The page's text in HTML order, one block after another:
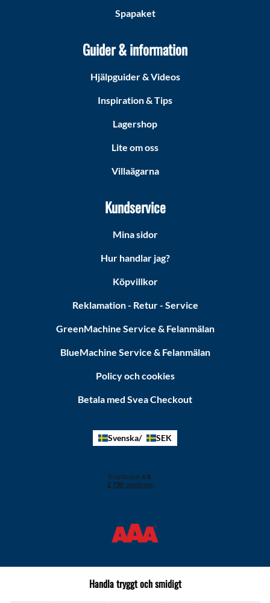
Spapaket
Guider & information
Hjälpguider & Videos
Inspiration & Tips
Lagershop
Lite om oss
Villaägarna
Kundservice
Mina sidor
Hur handlar jag?
Köpvillkor
Reklamation - Retur - Service
GreenMachine Service & Felanmälan
BlueMachine Service & Felanmälan
Policy och cookies
Betala med Svea Checkout
Svenska SEK
Handla tryggt och smidigt